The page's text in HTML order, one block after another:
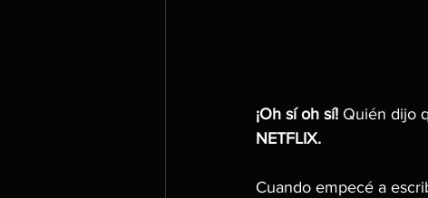
¡Oh sí oh sí! Quién dijo
NETFLIX.
Cuando empecé a